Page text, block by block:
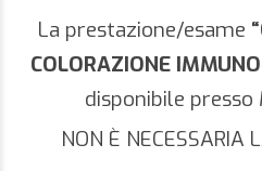
La prestazione/esame
COLORAZIONE
disponibile presso
NON È NECESSARIA